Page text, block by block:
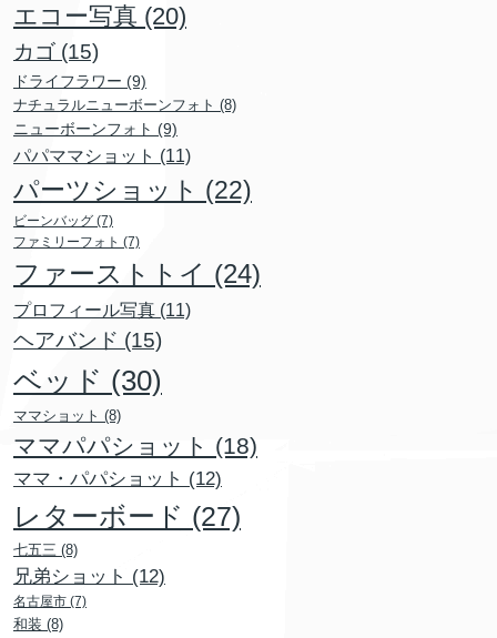
エコー写真 (20)
カゴ (15)
ドライフラワー (9)
ナチュラルニューボーンフォト (8)
ニューボーンフォト (9)
パパママショット (11)
パーツショット (22)
ビーンバッグ (7)
ファミリーフォト (7)
ファーストトイ (24)
プロフィール写真 (11)
ヘアバンド (15)
ベッド (30)
ママショット (8)
ママパパショット (18)
ママ・パパショット (12)
レターボード (27)
七五三 (8)
兄弟ショット (12)
名古屋市 (7)
和装 (8)